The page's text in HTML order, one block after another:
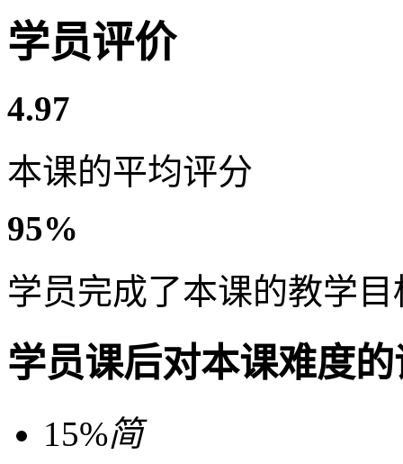
学员评价
4.97
本课的平均评分
95%
学员完成了本课的教学目
学员课后对本课难度
15%简